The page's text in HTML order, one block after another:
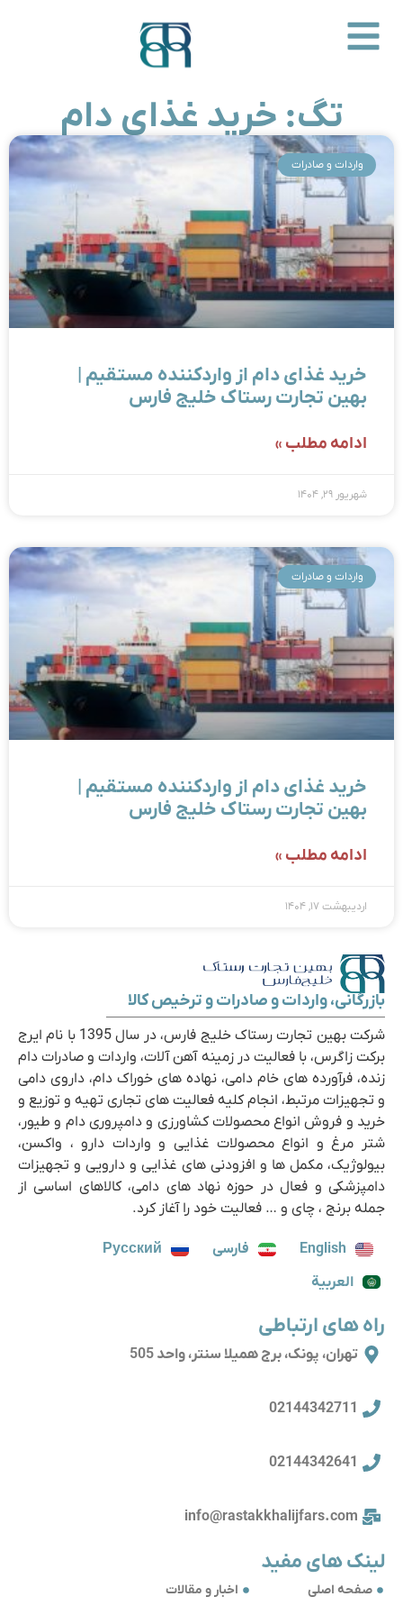
تگ: خرید غذای دام
واردات و صادرات
خرید غذای دام از واردکننده مستقیم |
بهین تجارت رستاک خلیج فارس
ادامه مطلب »
شهریور ۲۹, ۱۴۰۴
واردات و صادرات
خرید غذای دام از واردکننده مستقیم |
بهین تجارت رستاک خلیج فارس
ادامه مطلب »
اردیبهشت ۱۷, ۱۴۰۴
بازرگانی، واردات و صادرات و ترخیص کالا
شرکت بهین تجارت رستاک خلیج فارس، در سال 1395 با نام ایرج
برکت زاگرس، با فعالیت در زمینه آهن آلات، واردات و صادرات دام
زنده، فرآورده های خام دامی، نهاده های خوراک دام، داروی دامی
و تجهیزات مرتبط، انجام کلیه فعالیت های تجاری تهیه و توزیع و
خرید و فروش انواع محصولات کشاورزی و دامپروری دام و طیور،
شتر مرغ و انواع محصولات غذایی و واردات دارو ، واکسن،
بیولوژیک، مکمل ها و افزودنی های غذایی و دارویی و تجهیزات
دامپزشکی و فعال در حوزه نهاد های دامی، کالاهای اساسی از
جمله برنج ، چای و … فعالیت خود را آغاز کرد.
English فارسی
Русский
العربية
راه های ارتباطی
تهران، پونک، برج همیلا سنتر، واحد 505
02144342711
02144342641
info@rastakkhalijfars.com
لینک های مفید
صفحه اصلی اخبار و مقالات